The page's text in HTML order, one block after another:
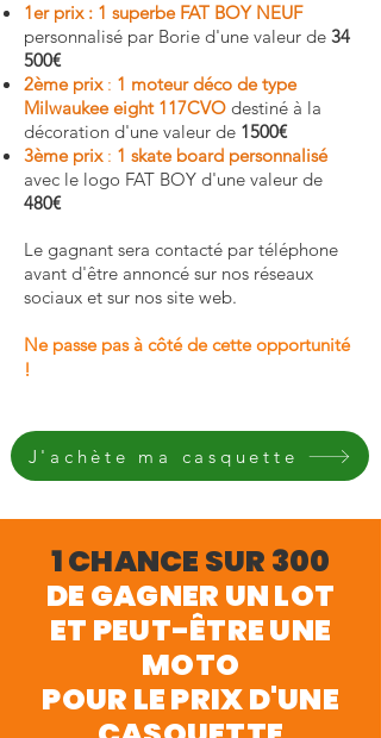
1er prix : 1 superbe FAT BOY NEUF
personnalisé par Borie d'une valeur de 34
500€
2ème prix: 1 moteur déco de type
Milwaukee eight 117CVO destiné à la
décoration d'une valeur de 1500€
3ème prix: 1 skate board personnalisé
avec le logo FAT BOY d'une valeur de
480€
Le gagnant sera contacté par téléphone
avant d'être annoncé sur nos réseaux
sociaux et sur nos site web.
Ne passe pas à côté de cette opportunité
!
J'achète ma casquette
1 CHANCE SUR 300
DE GAGNER UN LOT
ET PEUT-ÊTRE UNE
MOTO
POUR LE PRIX D'UNE